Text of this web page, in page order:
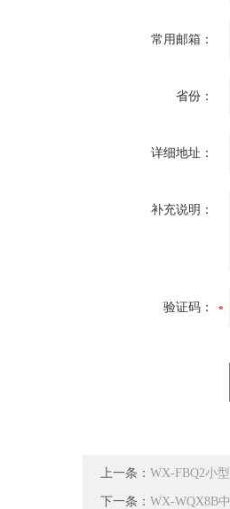
常用邮箱：
省份：
详细地址：
补充说明：
验证码：
上一条： WX-FBQ2小
下一条： WX-WQX8B